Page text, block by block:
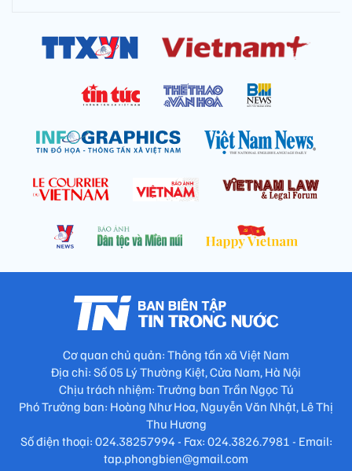
Cơ quan chủ quản: Thông tấn xã Việt Nam
Địa chỉ: Số 05 Lý Thường Kiệt, Cửa Nam, Hà Nội
Chịu trách nhiệm: Trưởng ban Trần Ngọc Tú
Phó Trưởng ban: Hoàng Như Hoa, Nguyễn Văn Nhật, Lê Thị
Thu Hương
Số điện thoại: 024.38257994 - Fax: 024.3826.7981 - Email:
tap.phongbien@gmail.com